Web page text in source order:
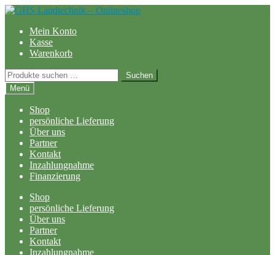
Zur
springen
Zum
springenMein Konto
Kasse
Warenkorb
Suchen
nach:
Suchen
Menü
Shop
persönliche Lieferung
Über uns
Partner
Kontakt
Inzahlungnahme
Finanzierung
Shop
persönliche Lieferung
Über uns
Partner
Kontakt
Inzahlungnahme